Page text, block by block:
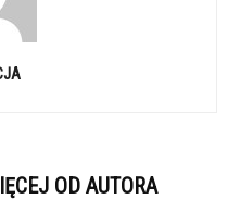
OD AUTORA